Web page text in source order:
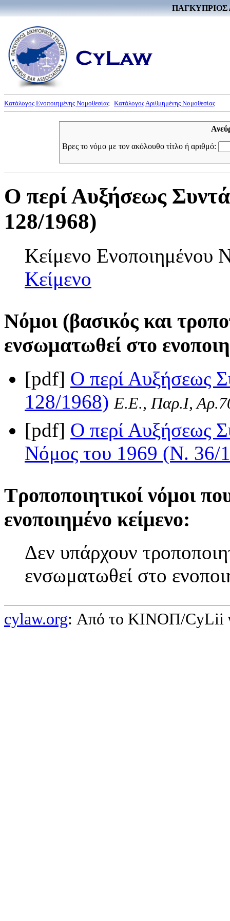
ΠΑΓΚΥΠΡΙΟΣ
Κατάλογος Ενοποιημένης Νομοθεσίας Κατάλογος Αριθμημένης Νομοθεσίας
Βρες το νόμο με τον ακόλουθο τίτλο ή αριθμό:
Ο περί Αυξήσεως
128/1968)
Κείμενο
Κείμενο
Νόμοι (βασικός και
ενσωματωθεί στο
[pdf] Ο περί Αυξήσεως
128/1968) Ε.Ε., Παρ.Ι,
[pdf] Ο περί Αυξήσεως
Νόμος του 1969 (Ν. 36/
Τροποποιητικοί νόμοι
ενοποιημένο κείμενο:
Δεν υπάρχουν
ενσωματωθεί στο
cylaw.org: Από το ΚΙΝOΠ/CyLii